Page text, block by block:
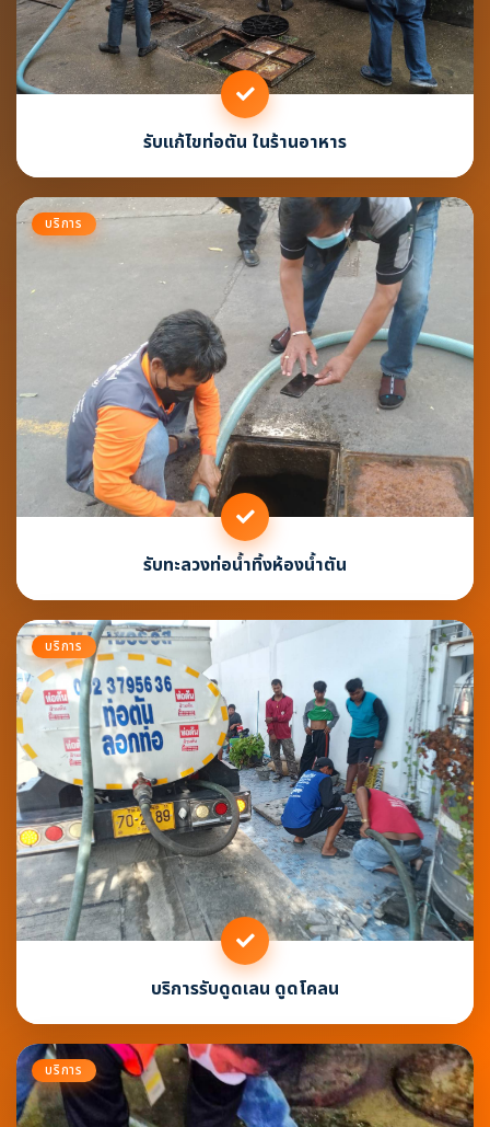
รับแก้ไขท่อตัน ในร้านอาหาร
บริการ
รับทะลวงท่อน้ำทิ้งห้องน้ำตัน
บริการ
บริการรับดูดเลน ดูดโคลน
บริการ